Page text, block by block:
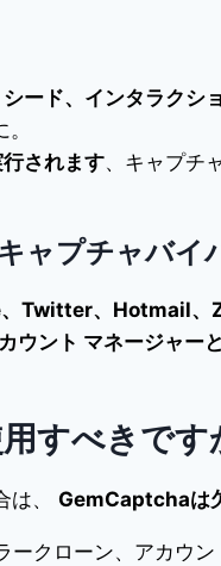
ード、インタラクシ
されます、キャプチ
ャプチャバイ
Twitter、Hotmail、
ウント マネージャー
すべきです
は、 GemCaptchaは
ークローン、アカウン